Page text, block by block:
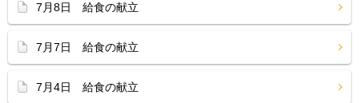
7月8日 給食の献立
7月7日 給食の献立
7月4日 給食の献立